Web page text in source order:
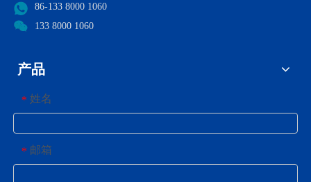
86-133 8000 1060
133 8000 1060
产品
* 姓名
* 邮箱